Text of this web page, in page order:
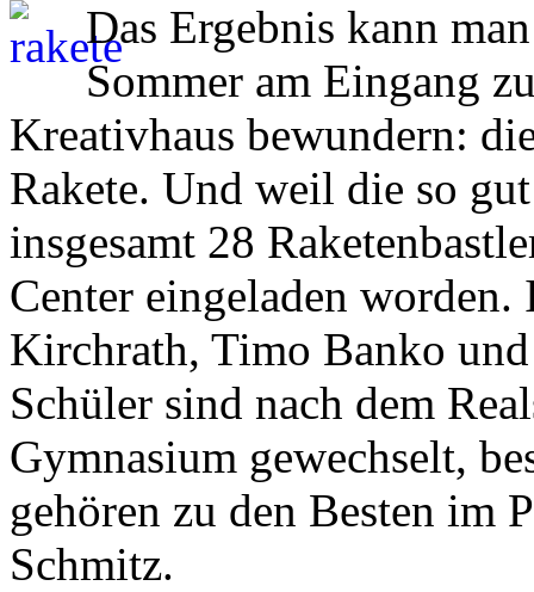
Das Ergebnis kann
Sommer am Eingang
Kreativhaus bewundern:
Rakete. Und weil die so
insgesamt 28
Center eingeladen
Kirchrath, Timo Banko
Schüler sind nach dem
Gymnasium gewechselt,
gehören zu den Besten
Schmitz.